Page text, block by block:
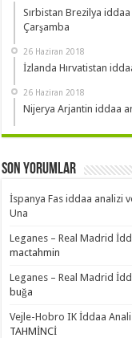
Sırbistan Brezilya
Çarşamba
26 Haziran 2018
İzlanda Hırvatistan
26 Haziran 2018
Nijerya Arjantin iddaa
Son Yorumlar
İspanya Fas iddaa analizi
Una
Leganes – Real Madrid
mactahmin
Leganes – Real Madrid
buğa
Vejle-Hobro IK İddaa
TAHMİNCİ